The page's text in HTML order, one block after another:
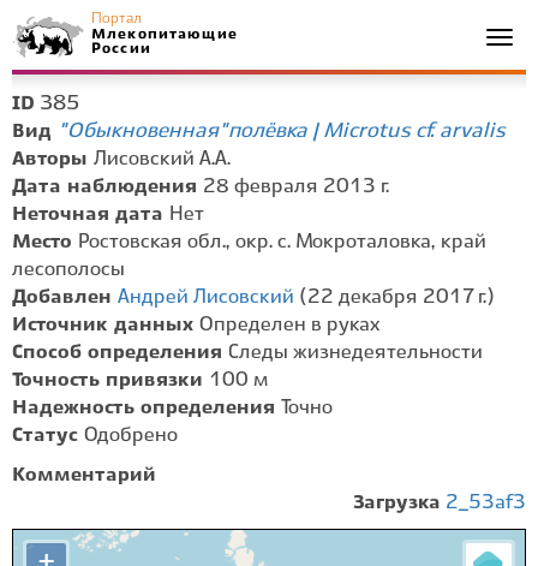
Портал
Млекопитающие
России
ID 385
Вид "Обыкновенная" полёвка | Microtus cf. arvalis
Авторы Лисовский А.А.
Дата наблюдения 28 февраля 2013 г.
Неточная дата Нет
Место Ростовская обл., окр. с. Мокроталовка, край
лесополосы
Добавлен Андрей Лисовский (22 декабря 2017 г.)
Источник данных Определен в руках
Способ определения Следы жизнедеятельности
Точность привязки 100 м
Надежность определения
Точно
Статус Одобрено
Комментарий
Загрузка 2_53af3